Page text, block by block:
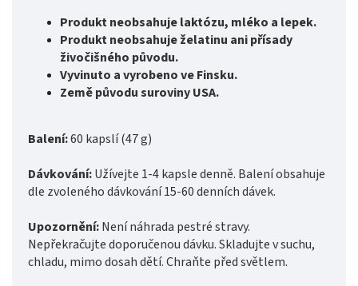
Produkt neobsahuje laktózu, mléko a lepek.
Produkt neobsahuje želatinu ani přísady
živočišného původu.
Vyvinuto a vyrobeno ve Finsku.
Země původu suroviny USA.
Balení:60 kapslí (47 g)
Dávkování:Užívejte 1-4 kapsle denně. Balení obsahuje
dle zvoleného dávkování 15-60 denních dávek.
Upozornění:Není náhrada pestré stravy.
Nepřekračujte doporučenou dávku. Skladujte v suchu,
chladu, mimo dosah dětí. Chraňte před světlem.